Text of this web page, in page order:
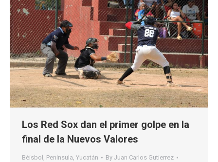
Los Red Sox dan el primer golpe en la
final de la Nuevos Valores
Béisbol , Península, Yucatán By Juan Carlos Gutierrez